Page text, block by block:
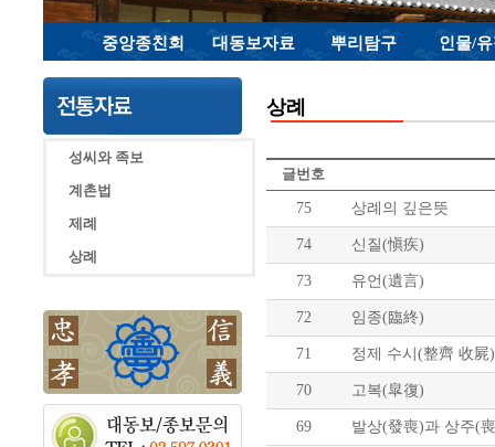
중앙종친회 대동보자료 뿌리탐구 인물/
성씨와 족보
계촌법
제례
상례
상례
글번호
75 상례의 깊은뜻
74 신질(愼疾)
73 유언(遺言)
72 임종(臨終)
71 정제 수시(整齊 收屍)
70 고복(皐復)
69 발상(發喪)과 상주(